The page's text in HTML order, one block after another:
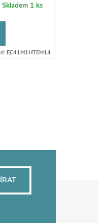
Skladem 1 ks
EC41M1HTEM14